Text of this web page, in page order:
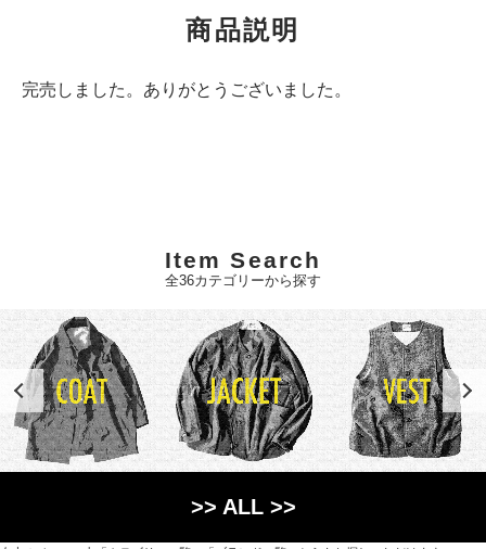
商品説明
完売しました。ありがとうございました。
Item Search
全36カテゴリーから探す
>> ALL >>